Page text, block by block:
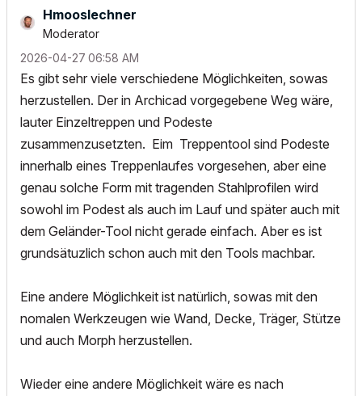
Hmooslechner
Moderator
‎2026-04-27 06:58 AM
Es gibt sehr viele verschiedene Möglichkeiten, sowas
herzustellen. Der in Archicad vorgegebene Weg wäre,
lauter Einzeltreppen und Podeste
zusammenzusetzten. Eim Treppentool sind Podeste
innerhalb eines Treppenlaufes vorgesehen, aber eine
genau solche Form mit tragenden Stahlprofilen wird
sowohl im Podest als auch im Lauf und später auch mit
dem Geländer-Tool nicht gerade einfach. Aber es ist
grundsätuzlich schon auch mit den Tools machbar.
Eine andere Möglichkeit ist natürlich, sowas mit den
nomalen Werkzeugen wie Wand, Decke, Träger, Stütze
und auch Morph herzustellen.
Wieder eine andere Möglichkeit wäre es nach